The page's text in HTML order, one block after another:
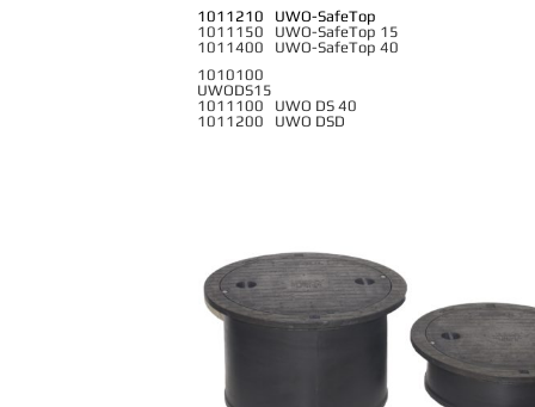
1011210 UWO-SafeTop
1011150 UWO-SafeTop 15
1011400 UWO-SafeTop 40
1010100
1011100 UWO DS
1011200 UWO DSD